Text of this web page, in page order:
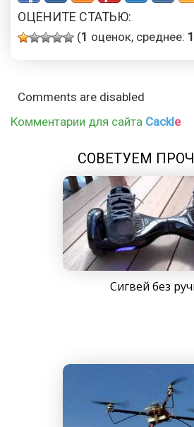
ОЦЕНИТЕ СТАТЬЮ:
(1 оценок, среднее:
Comments are disabled
Комментарии для сайта Cackle
СОВЕТУЕМ
Сигвей без